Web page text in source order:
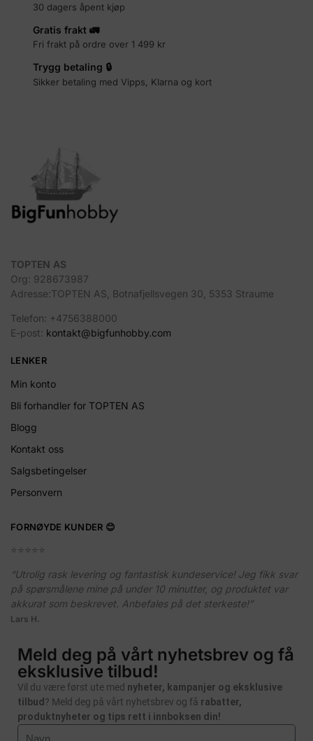
30 dagers åpent kjøp
Gratis frakt 🚛
Fri frakt på ordre over 1 499 kr
Trygg betaling 🔒
Sikker betaling med Vipps, Klarna og kort
TOPTEN AS
Org: 928673987
Adresse:TOPTEN AS, Botnafjellsvegen 30, 5353 Straume
Telefon: +4756388000
E-post: kontakt@bigfunhobby.com
LENKER
Min konto
Bli forhandler for TOPTEN AS
Blogg
Kontakt oss
Salgsbetingelser
Personvern
FORNØYDE KUNDER 😊
⭐️⭐️⭐️⭐️⭐️
“Utrolig rask levering og fantastisk kundeservice! Jeg fikk svar
på spørsmålene mine på under 10 minutter, og produktet var
akkurat som beskrevet. Anbefales på det sterkeste!”
Lars H.
Meld deg på vårt nyhetsbrev og få
eksklusive tilbud!
Vil du være først ute med nyheter, kampanjer og eksklusive
tilbud ? Meld deg på vårt nyhetsbrev og få rabatter,
produktnyheter og tips rett i innboksen din!